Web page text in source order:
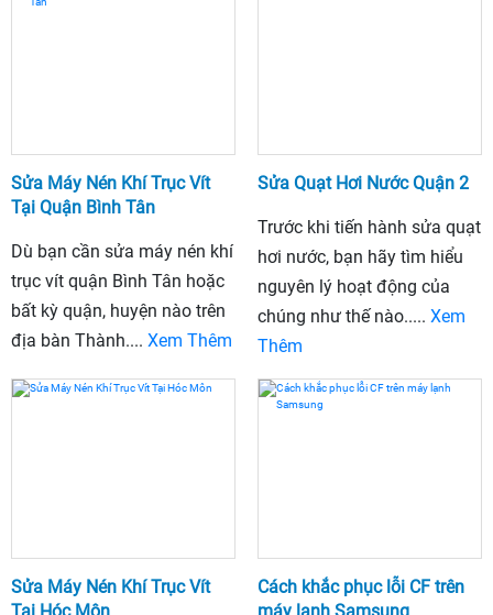
Sửa Máy Nén Khí Trục Vít
Tại Quận Bình Tân
Dù bạn cần sửa máy nén khí
trục vít quận Bình Tân hoặc
bất kỳ quận, huyện nào trên
địa bàn Thành.... Xem Thêm
Sửa Quạt Hơi Nước Quận 2
Trước khi tiến hành sửa quạt
hơi nước, bạn hãy tìm hiểu
nguyên lý hoạt động của
chúng như thế nào..... Xem
Thêm
Sửa Máy Nén Khí Trục Vít
Cách khắc phục lỗi CF trên